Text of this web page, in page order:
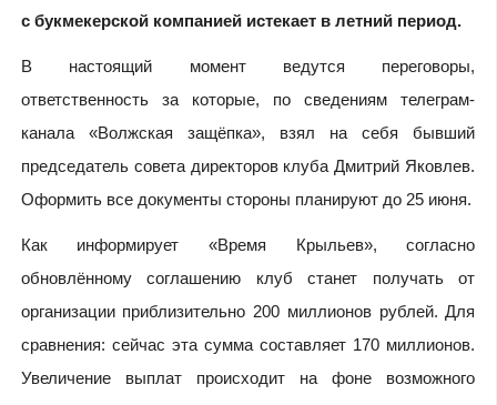
с букмекерской компанией истекает в летний период.
В настоящий момент ведутся переговоры,
ответственность за которые, по сведениям телеграм-
канала «Волжская защёпка», взял на себя бывший
председатель совета директоров клуба Дмитрий Яковлев.
Оформить все документы стороны планируют до 25 июня.
Как информирует «Время Крыльев», согласно
обновлённому соглашению клуб станет получать от
организации приблизительно 200 миллионов рублей. Для
сравнения: сейчас эта сумма составляет 170 миллионов.
Увеличение выплат происходит на фоне возможного